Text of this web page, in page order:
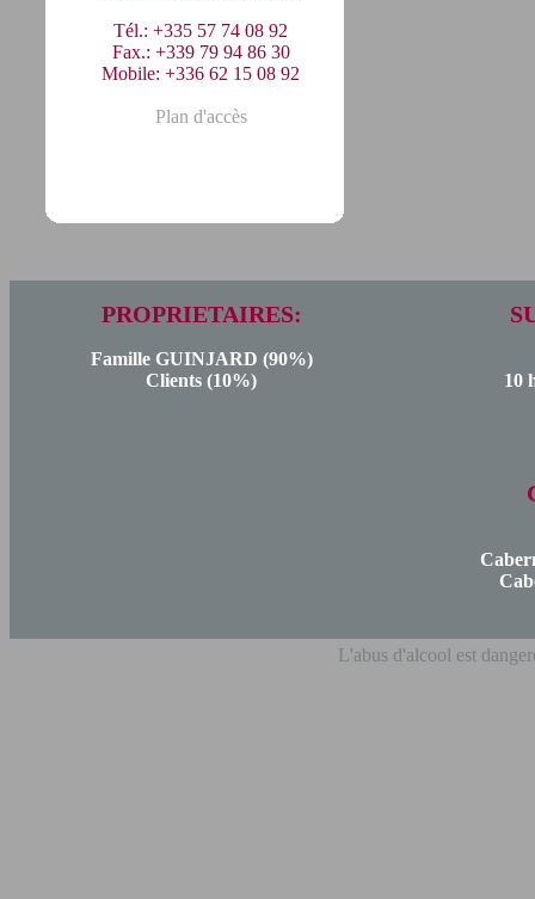
Tél.: +335 57 74 08 92
Fax.: +339 79 94 86 30
Mobile: +336 62 15 08 92
Plan d'accès
PROPRIETAIRES:
Famille GUINJARD (90%)
Clients (10%)
10
L'abus d'alcool est